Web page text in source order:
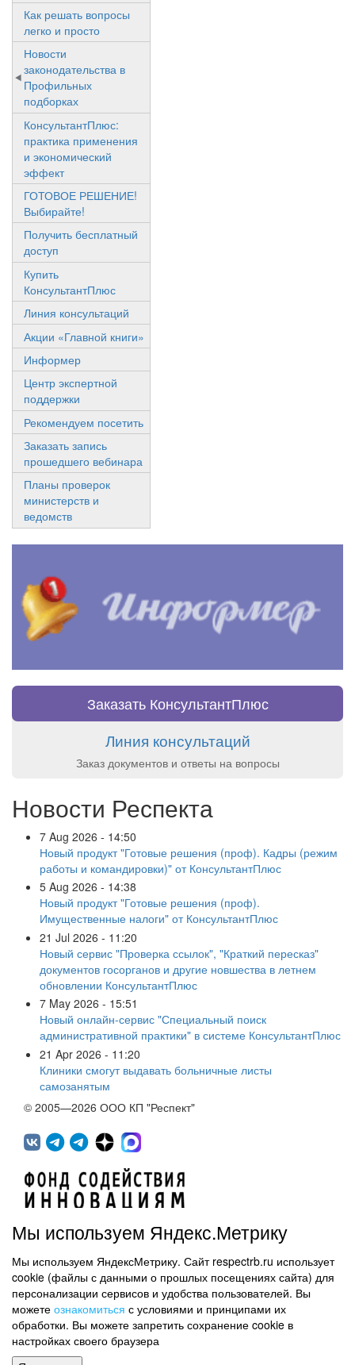
Как решать вопросы
легко и просто
Новости
законодательства в
Профильных
подборках
КонсультантПлюс:
практика применения
и экономический
эффект
ГОТОВОЕ РЕШЕНИЕ!
Выбирайте!
Получить бесплатный
доступ
Купить
КонсультантПлюс
Линия консультаций
Акции «Главной книги»
Информер
Центр экспертной
поддержки
Рекомендуем посетить
Заказать запись
прошедшего вебинара
Планы проверок
министерств и
ведомств
Заказать КонсультантПлюс
Линия консультаций
Заказ документов и ответы на вопросы
Новости Респекта
7 Aug 2026 - 14:50
Новый продукт "Готовые решения (проф). Кадры (режим
работы и командировки)" от КонсультантПлюс
5 Aug 2026 - 14:38
Новый продукт "Готовые решения (проф).
Имущественные налоги" от КонсультантПлюс
21 Jul 2026 - 11:20
Новый сервис "Проверка ссылок", "Краткий пересказ"
документов госорганов и другие новшества в летнем
обновлении КонсультантПлюс
7 May 2026 - 15:51
Новый онлайн-сервис "Специальный поиск
административной практики" в системе КонсультантПлюс
21 Apr 2026 - 11:20
Клиники смогут выдавать больничные листы
самозанятым
© 2005—2026 ООО КП "Респект"
450071, г.Уфа, ул. 50 лет СССР, д.48 корп.1, офис 307
(347) 291 20 70
Контактная информация
Карта сайта
Политика обработки персональных данных
Мы используем Яндекс.Метрику
Мы используем ЯндексМетрику. Сайт respectrb.ru использует
cookie (файлы с данными о прошлых посещениях сайта) для
персонализации сервисов и удобства пользователей. Вы
можете ознакомиться с условиями и принципами их
обработки. Вы можете запретить сохранение cookie в
настройках своего браузера